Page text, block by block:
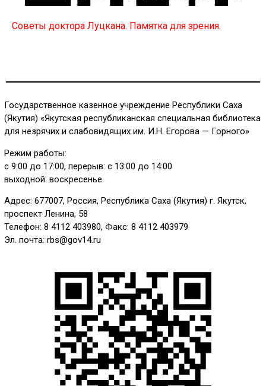
Советы доктора Луцкана. Памятка для зрения.
Государственное казенное учреждение Республики Саха
(Якутия) «Якутская республиканская специальная библиотека
для незрячих и слабовидящих им. И.Н. Егорова — Горного»
Режим работы:
с 9:00 до 17:00, перерыв: с 13:00 до 14:00
выходной: воскресенье
Адрес: 677007, Россия, Республика Саха (Якутия) г. Якутск,
проспект Ленина, 58
Телефон: 8 4112 403980, Факс: 8 4112 403979
Эл. почта: rbs@gov14.ru